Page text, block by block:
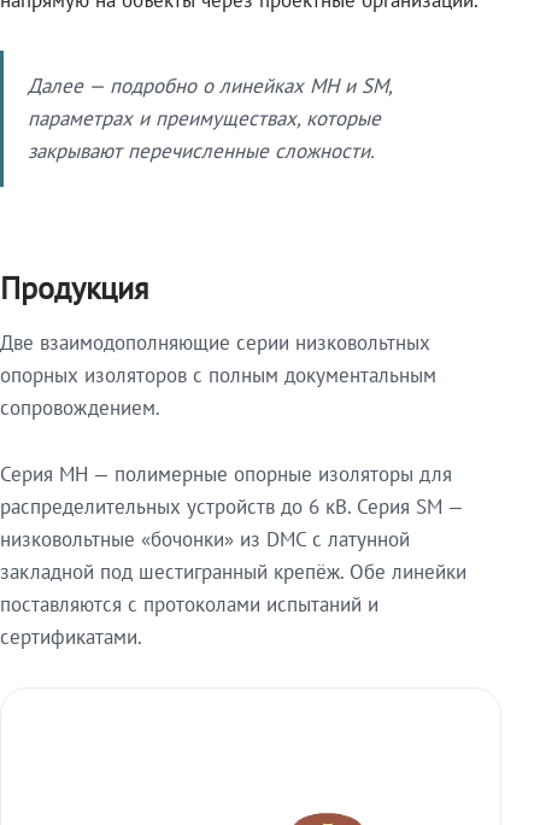
Далее — подробно о линейках МН и SM,
параметрах и преимуществах, которые
закрывают перечисленные сложности.
Продукция
Две взаимодополняющие серии низковольтных
опорных изоляторов с полным документальным
сопровождением.
Серия МН — полимерные опорные изоляторы для
распределительных устройств до 6 кВ. Серия SM —
низковольтные «бочонки» из DMC с латунной
закладной под шестигранный крепёж. Обе линейки
поставляются с протоколами испытаний и
сертификатами.